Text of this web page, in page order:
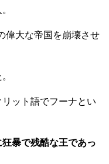
偉大な帝国を崩壊させ
ット語でフーナとい
暴で残酷な王であっ